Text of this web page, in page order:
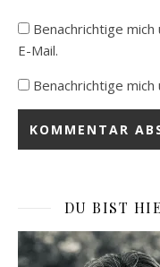
Benachrichtige
E-Mail.
Benachrichtige
DU BIST